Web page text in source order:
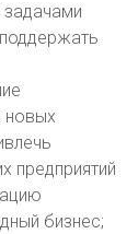
новых
предприятий
бизнес;